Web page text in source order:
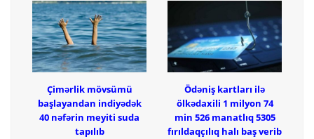
Çimərlik mövsümü
başlayandan indiyədək
40 nəfərin meyiti suda
tapılıb
Ödəniş kartları ilə
ölkədaxili 1 milyon 74
min 526 manatlıq 5305
fırıldaqçılıq halı baş verib